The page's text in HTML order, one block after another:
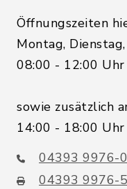
Öffnungszeiten
Montag,
08:00 - 12:00 Uhr
sowie zusätzlich
14:00 - 18:00 Uhr
04393 9976-0
04393 9976-